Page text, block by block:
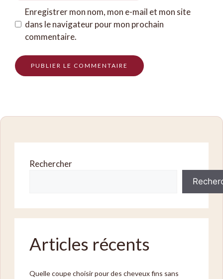
Enregistrer mon nom, mon e-mail et mon site
dans le navigateur pour mon prochain
commentaire.
Rechercher
Articles récents
Quelle coupe choisir pour des cheveux fins sans